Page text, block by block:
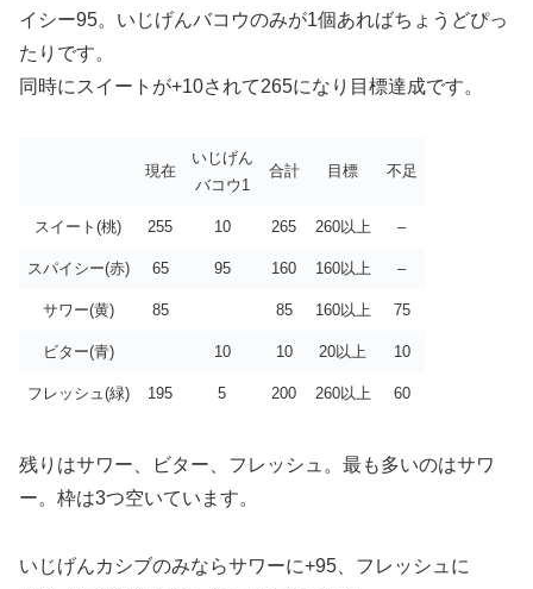
イシー95。いじげんバコウのみが1個あればちょうどぴっ
たりです。
同時にスイートが+10されて265になり目標達成です。
現在
いじげん
バコウ1
合計 目標 不足
スイート(桃) 255 10 265 260以上 –
スパイシー(赤) 65 95 160 160以上 –
サワー(黄) 85 85 160以上 75
ビター(青) 10 10 20以上 10
フレッシュ(緑) 195 5 200 260以上 60
残りはサワー、ビター、フレッシュ。最も多いのはサワ
ー。枠は3つ空いています。
いじげんカシブのみならサワーに+95、フレッシュに